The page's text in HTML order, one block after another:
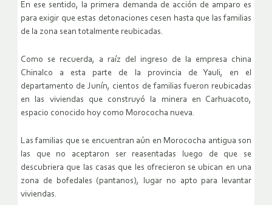
En ese sentido, la primera demanda de acción de amparo es
para exigir que estas detonaciones cesen hasta que las familias
de la zona sean totalmente reubicadas.
Como se recuerda, a raíz del ingreso de la empresa china
Chinalco a esta parte de la provincia de Yauli, en el
departamento de Junín, cientos de familias fueron reubicadas
en las viviendas que construyó la minera en Carhuacoto,
espacio conocido hoy como Morococha nueva.
Las familias que se encuentran aún en Morococha antigua son
las que no aceptaron ser reasentadas luego de que se
descubriera que las casas que les ofrecieron se ubican en una
zona de bofedales (pantanos), lugar no apto para levantar
viviendas.